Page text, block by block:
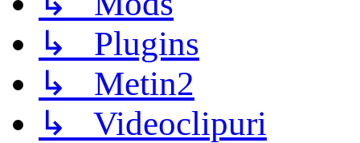
↳ Plugins
↳ Metin2
↳ Videoclipuri